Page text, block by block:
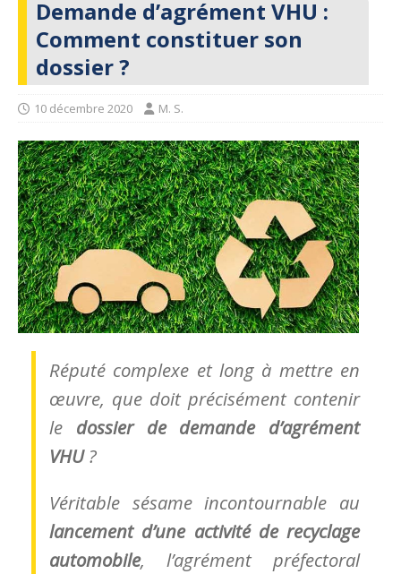
Demande d’agrément VHU :
Comment constituer son
dossier ?
10 décembre 2020 M. S.
Réputé complexe et long à mettre en
œuvre, que doit précisément contenir
le dossier de demande d’agrément
VHU?
Véritable sésame incontournable au
lancement d’une activité de recyclage
automobile, l’agrément préfectoral